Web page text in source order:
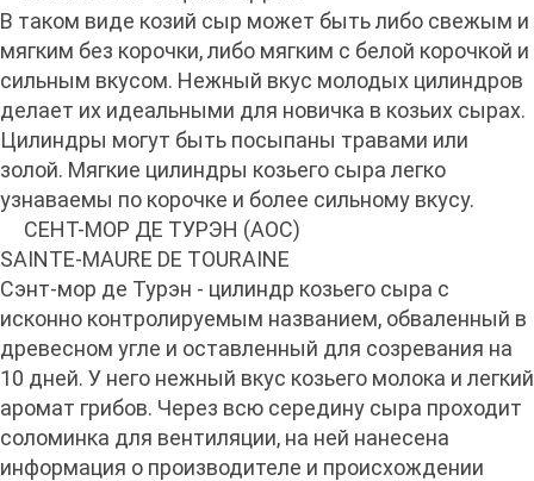
В таком виде козий сыр может быть либо свежым и
мягким без корочки, либо мягким с белой корочкой и
сильным вкусом. Нежный вкус молодых цилиндров
делает их идеальными для новичка в козьих сырах.
Цилиндры могут быть посыпаны травами или
золой. Мягкие цилиндры козьего сыра легко
узнаваемы по корочке и более сильному вкусу.
СЕНТ-МОР ДЕ ТУРЭН (AOC)
SAINTE-MAURE DE TOURAINE
Сэнт-мор де Турэн - цилиндр козьего сыра с
исконно контролируемым названием, обваленный в
древесном угле и оставленный для созревания на
10 дней. У него нежный вкус козьего молока и легкий
аромат грибов. Через всю середину сыра проходит
соломинка для вентиляции, на ней нанесена
информация о производителе и происхождении